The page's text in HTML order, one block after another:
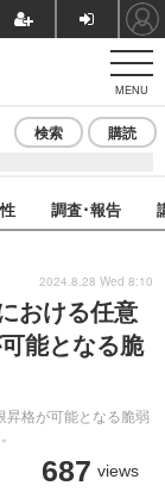
MENU
検索 購読
調査･報告
おける任意
能となる脆
昇格が可能となる脆弱
687 views
2024.8.28 Wed 8:10